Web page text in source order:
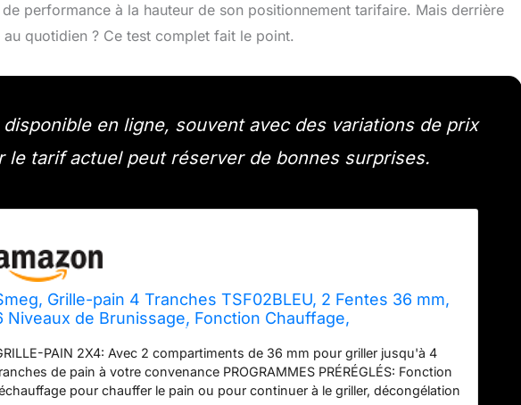
performance à la hauteur de son positionnement tarifaire. Mais derrière
au quotidien ? Ce test complet fait le point.
disponible en ligne, souvent avec des variations de prix
tarif actuel peut réserver de bonnes surprises.
Grille-pain 4 Tranches TSF02BLEU, 2 Fentes 36 mm,
Niveaux de Brunissage, Fonction Chauffage,
Miettes, 1500 W, Noir
PAIN 2X4: Avec 2 compartiments de 36 mm pour griller jusqu'à 4
de pain à votre convenance PROGRAMMES PRÉRÉGLÉS: Fonction
pour chauffer le pain ou pour continuer à le griller, décongélation